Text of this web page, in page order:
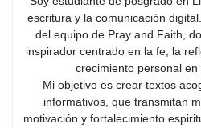
escritura y la comunicación
del equipo de Pray and Faith,
inspirador centrado en la fe, la
crecimiento personal en
Mi objetivo es crear textos
informativos, que transmitan
motivación y fortalecimiento